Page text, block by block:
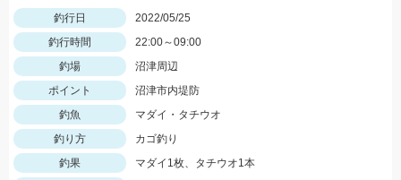
釣行日
2022/05/25
釣行時間
22:00～09:00
釣場
沼津周辺
ポイント
沼津市内堤防
釣魚
マダイ・タチウオ
釣り方
カゴ釣り
釣果
マダイ1枚、タチウオ1本